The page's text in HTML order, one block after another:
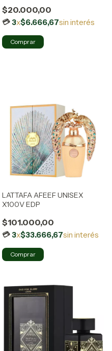
$20.000,00
3x$6.666,67sin interés
LATTAFA AFEEF UNISEX
X100V EDP
$101.000,00
3x$33.666,67sin interés